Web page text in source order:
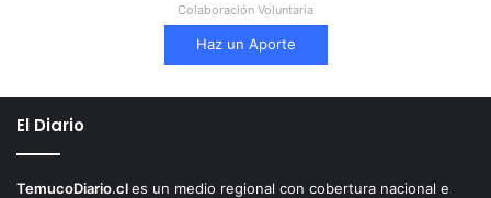
Colaboración Voluntaria
Haz un Aporte
El Diario
TemucoDiario.cles un medio regional con cobertura nacional e